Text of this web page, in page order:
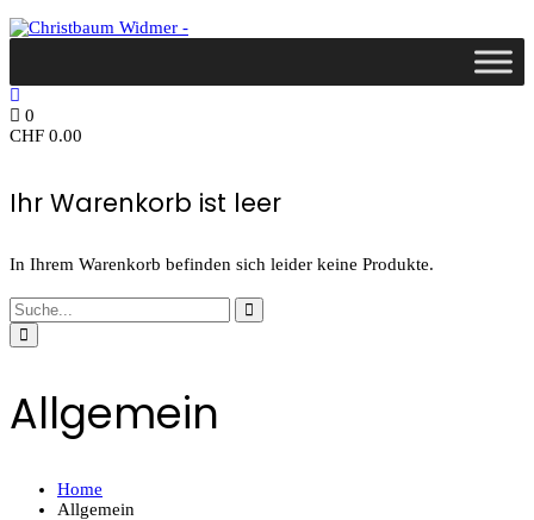
0
CHF 0.00
Ihr Warenkorb ist leer
In Ihrem Warenkorb befinden sich leider keine Produkte.
Allgemein
Home
Allgemein